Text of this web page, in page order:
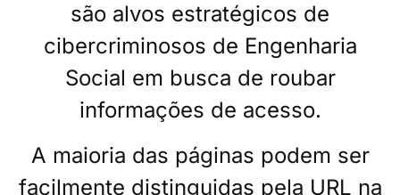
são alvos estratégicos de
cibercriminosos de Engenharia
Social em busca de roubar
informações de acesso.
A maioria das páginas podem ser
facilmente distinguidas pela URL na